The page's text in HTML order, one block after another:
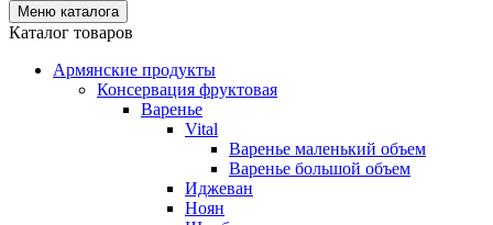
Меню каталога
Каталог товаров
Армянские продукты
Консервация фруктовая
Варенье
Vital
Варенье маленький объем
Варенье большой объем
Иджеван
Ноян